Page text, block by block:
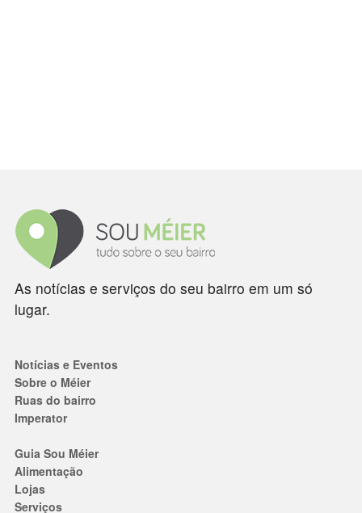
As notícias e serviços do seu bairro em um só
lugar.
Notícias e Eventos
Sobre o Méier
Ruas do bairro
Imperator
Guia Sou Méier
Alimentação
Lojas
Serviços